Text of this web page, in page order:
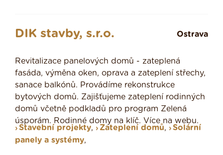
DIK stavby, s.r.o. Ostrava
Revitalizace panelových domů - zateplená
fasáda, výměna oken, oprava a zateplení střechy,
sanace balkónů. Provádíme rekonstrukce
bytových domů. Zajišťujeme zateplení rodinných
domů včetně podkladů pro program Zelená
úsporám. Rodinné domy na klíč. Více na webu.
Stavební projekty, Zateplení domů,
Solární
panely a systémy,